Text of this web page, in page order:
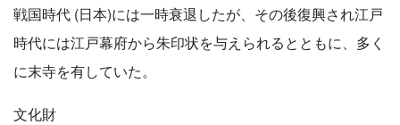
戦国時代 (日本)には一時衰退したが、その後復興され江戸
時代には江戸幕府から朱印状を与えられるとともに、多く
に末寺を有していた。
文化財